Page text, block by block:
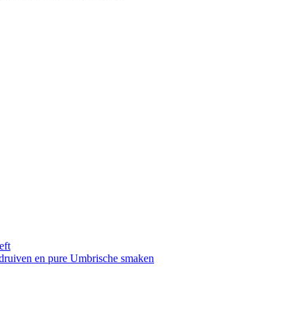
en pure Umbrische smaken